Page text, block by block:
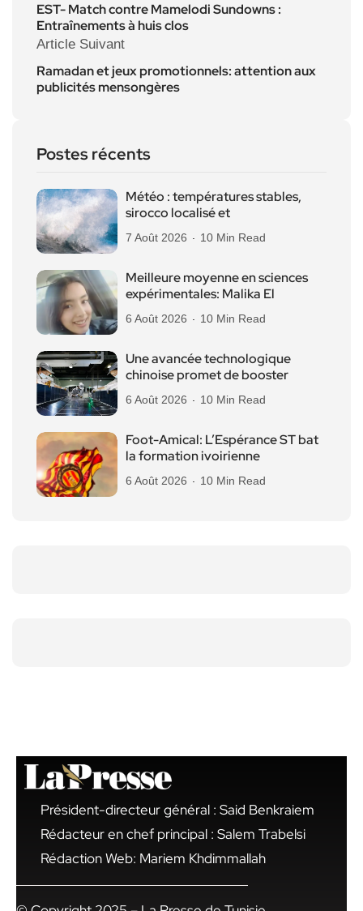
EST- Match contre Mamelodi Sundowns :
Entraînements à huis clos
Article Suivant
Ramadan et jeux promotionnels: attention aux
publicités mensongères
Postes récents
Météo : températures stables,
sirocco localisé et
7 Août 2026 10 Min Read
Meilleure moyenne en sciences
expérimentales: Malika El
6 Août 2026 10 Min Read
Une avancée technologique
chinoise promet de booster
6 Août 2026 10 Min Read
Foot-Amical: L’Espérance ST bat
la formation ivoirienne
6 Août 2026 10 Min Read
Président-directeur général : Said Benkraiem
Rédacteur en chef principal : Salem Trabelsi
Rédaction Web: Mariem Khdimmallah